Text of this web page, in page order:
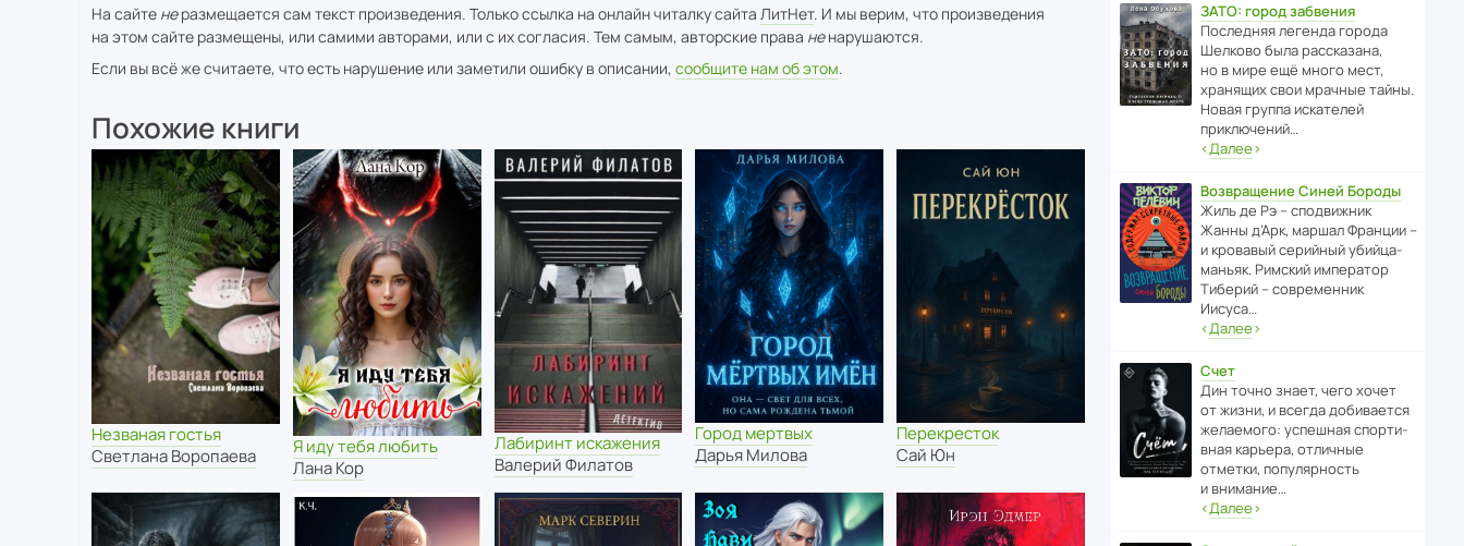
На сайте неразмещается сам текст произведения. Только ссылка на онлайн читалку сайта ЛитНет. И мы верим, что произведения
на этом сайте размещены, или самими авторами, или с их согласия. Тем самым, авторские права ненарушаются.
Если вы всё же считаете, что есть нарушение или заметили ошибку в описании, сообщите нам об этом.
Похожие книги
Незваная гостья
Светлана Воропаева
Я иду тебя любить
Лана Кор
Лабиринт искажения
Валерий Филатов
Город мертвых
Дарья Милова
Перекресток
Сай Юн
ЗАТО: город забвения
После­дняя легенда города
Шелково была расска­зана,
но в мире ещё много мест,
хранящих свои мрачные тайны.
Новая группа иска­телей
приключений…
‹Далее›
Возвращение Синей Бороды
Жиль де Рэ – спод­ви­жник
Жанны д’Арк, маршал Франции –
и кровавый серийный убийца-
маньяк. Римский импе­ратор
Тиберий – совре­менник
Иисуса…
‹Далее›
Счет
Дин точно знает, чего хочет
от жизни, и всегда доби­ва­ется
жела­е­мого: успе­шная спор­ти­
вная карьера, отли­чные
отметки, попу­ля­р­ность
и внимание…
‹Далее›